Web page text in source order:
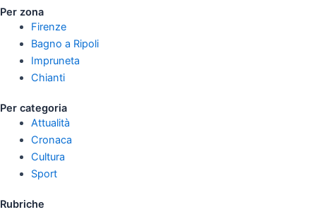
Per zona
Firenze
Bagno a Ripoli
Impruneta
Chianti
Per categoria
Attualità
Cronaca
Cultura
Sport
Rubriche